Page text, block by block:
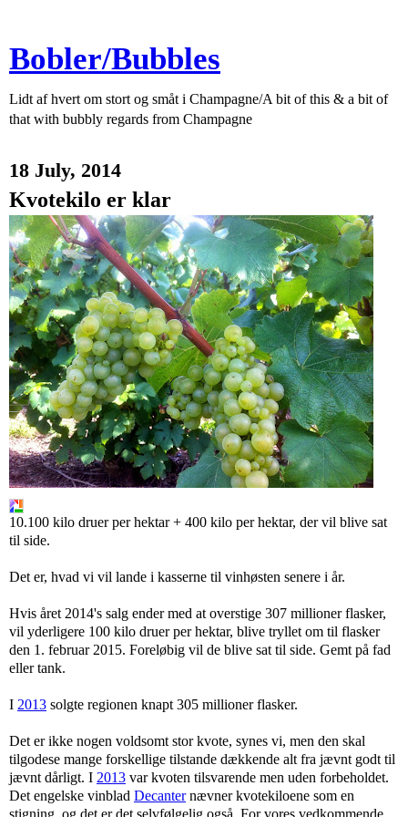
Bobler/Bubbles
Lidt af hvert om stort og småt i Champagne/A bit of this & a bit of
that with bubbly regards from Champagne
18 July, 2014
Kvotekilo er klar
10.100 kilo druer per hektar + 400 kilo per hektar, der vil blive sat
til side.
Det er, hvad vi vil lande i kasserne til vinhøsten senere i år.
Hvis året 2014's salg ender med at overstige 307 millioner flasker,
vil yderligere 100 kilo druer per hektar, blive tryllet om til flasker
den 1. februar 2015. Foreløbig vil de blive sat til side. Gemt på fad
eller tank.
I 2013 solgte regionen knapt 305 millioner flasker.
Det er ikke nogen voldsomt stor kvote, synes vi, men den skal
tilgodese mange forskellige tilstande dækkende alt fra jævnt godt til
jævnt dårligt. I 2013 var kvoten tilsvarende men uden forbeholdet.
Det engelske vinblad Decanternævner kvotekiloene som en
stigning, og det er det selvfølgelig også. For vores vedkommende